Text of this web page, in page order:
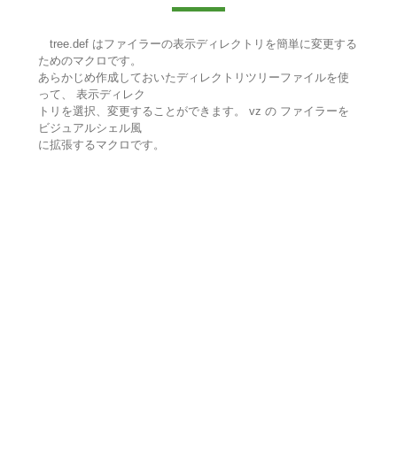
tree.def はファイラーの表示ディレクトリを簡単に変更する
ためのマクロです。
あらかじめ作成しておいたディレクトリツリーファイルを使
って、 表示ディレク
トリを選択、変更することができます。 vz の ファイラーを
ビジュアルシェル風
に拡張するマクロです。